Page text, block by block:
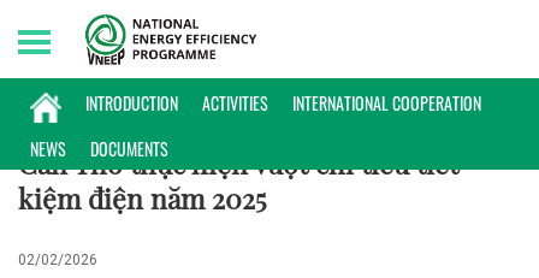
INTRODUCTION ACTIVITIES
INTERNATIONAL COOPERATION
NEWS
DOCUMENTS
Saturday, 08/08/2026 | 09:28 GMT+7
KINH NGHIỆM TRIỂN KHAI
Cần Thơ thực hiện vượt chỉ tiêu tiết
kiệm điện năm 2025
02/02/2026